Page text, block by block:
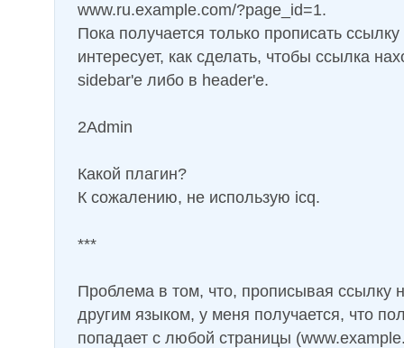
www.ru.example.com/?page_id=1.
Пока получается только прописать
интересует, как сделать, чтобы ссылка
sidebar'е либо в header'е.
2Admin
Какой плагин?
К сожалению, не использую icq.
***
Проблема в том, что, прописывая ссылку
другим языком, у меня получается, что
попадает с любой страницы